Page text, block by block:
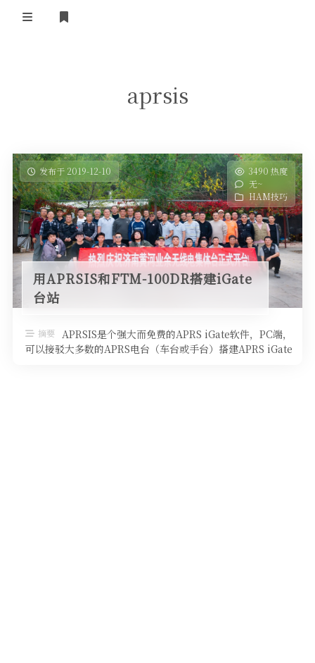
关于黄河
黄河使命
黄河新闻
政策法规
活动竞赛
行业新闻
无线电资料
BA4II
图文教程
视频资料
软件
器材专区
车载类别
摩托车
编号申请
黄河直播
aprsis
发布于 2019-12-10
3490 热度
无~
HAM技巧
用APRSIS和FTM-100DR搭建iGate
台站
摘要 APRSIS是个强大而免费的APRS iGate软件，PC端，
可以接驳大多数的APRS电台（车台或手台）搭建APRS iGate